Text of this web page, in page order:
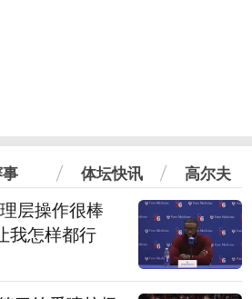
体坛快讯 高尔夫
层操作很棒
我怎样都行